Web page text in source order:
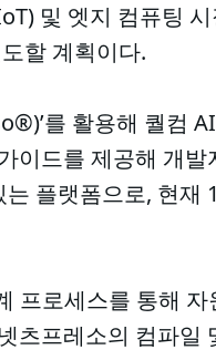
및 엣지 컴퓨팅
할 계획이다.
를 활용해 퀄컴
이드를 제공해 개
플랫폼으로, 현재
프로세스를 통해 자
츠프레소의 컴파일